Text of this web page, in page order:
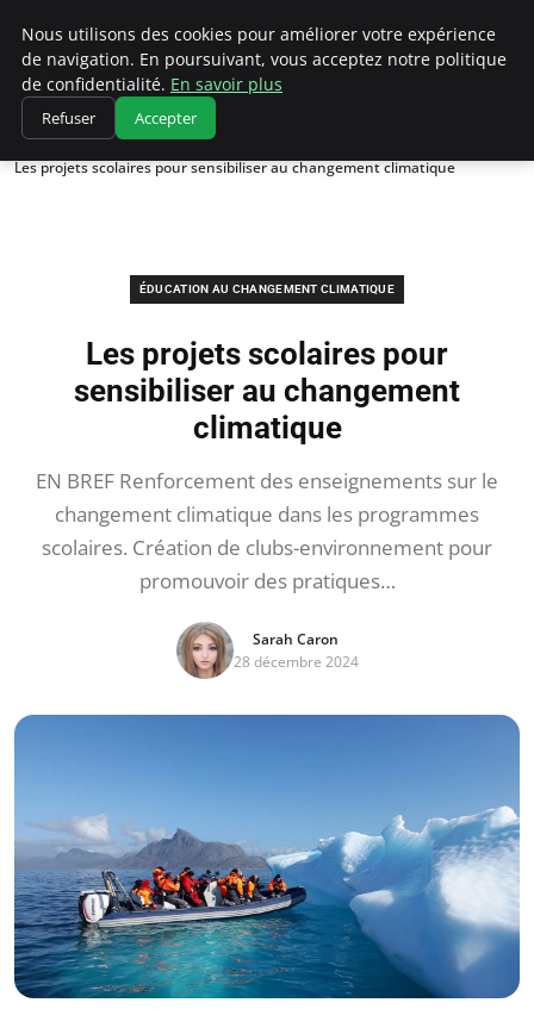
Climatedebtagents
Accueil
Éducation au changement climatique
Les projets scolaires pour sensibiliser au changement climatique
ÉDUCATION AU CHANGEMENT CLIMATIQUE
Les projets scolaires pour
sensibiliser au changement
climatique
EN BREF Renforcement des enseignements sur le
changement climatique dans les programmes
scolaires. Création de clubs-environnement pour
promouvoir des pratiques…
Sarah Caron
28 décembre 2024
Nous utilisons des cookies pour améliorer votre expérience
de navigation. En poursuivant, vous acceptez notre politique
de confidentialité. En savoir plus
Refuser Accepter